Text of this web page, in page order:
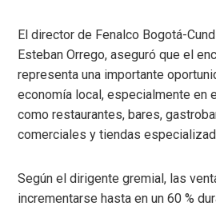
El director de Fenalco Bogotá-
Esteban Orrego, aseguró que el
representa una importante
economía local, especialmente en
como restaurantes, bares,
comerciales y tiendas
Según el dirigente gremial, las
incrementarse hasta en un 60 %